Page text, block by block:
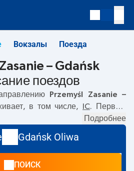
Вокзалы Поезда
– Gdańsk
поездов
Przemyśl Zasanie –
в том числе, IC. Первый
с вокзала PKP Przemyśl
отправляется в 20:08. По маршрутуPrzemyśl Zasanie
другие поезда:EIC, TLK-
цену билета и, как правило,
Подробнее
Gdańsk Oliwa
ПОИСК